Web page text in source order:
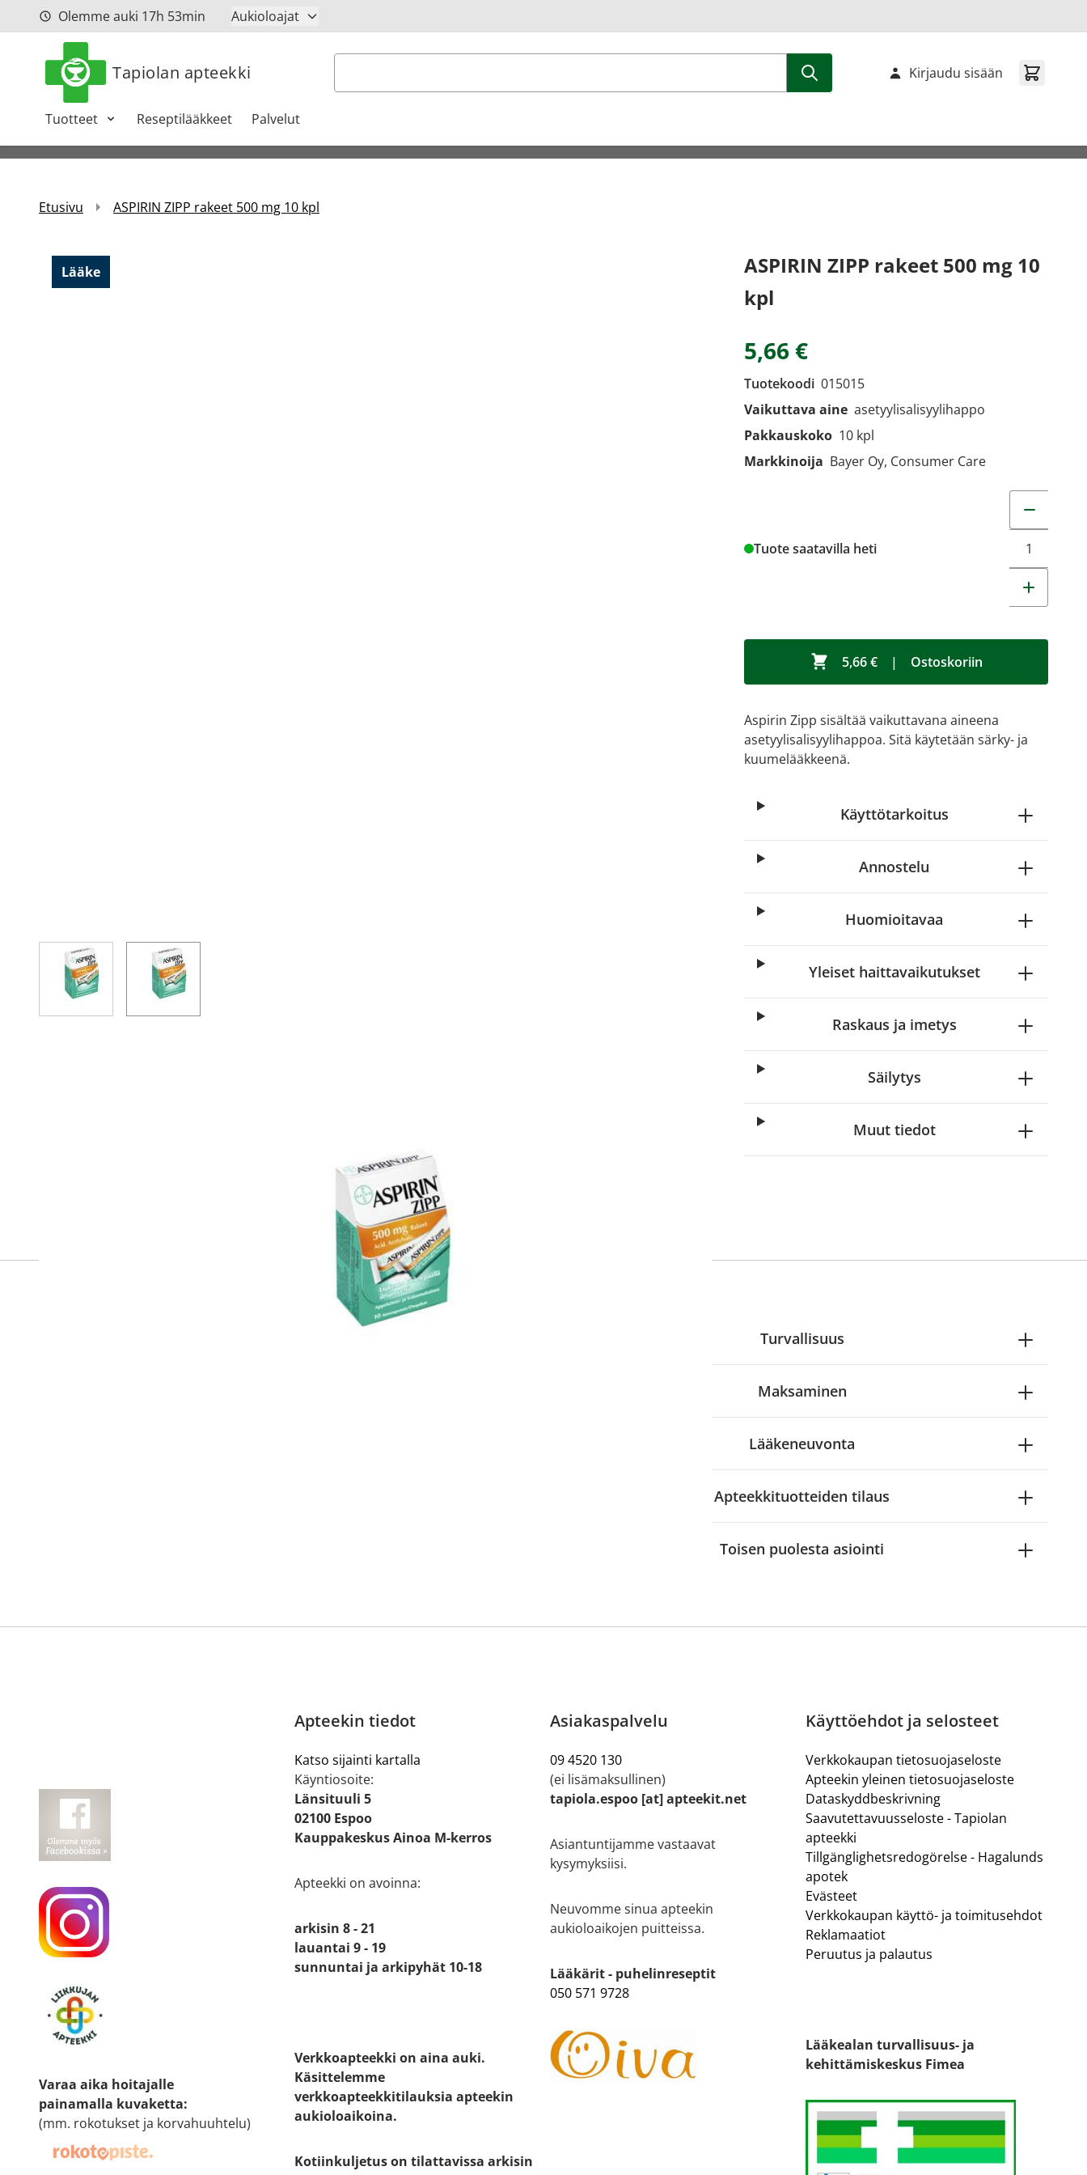
Siirry sisältöönOlemme auki 17h 53min Aukioloajat
Tapiolan apteekki Haku
Tuotteet Reseptilääkkeet Palvelut
Kirjaudu sisään
Etusivu ASPIRIN ZIPP rakeet 500 mg 10 kpl
Lääke
View larger imageView larger image
ASPIRIN ZIPP rakeet 500 mg 10
kpl
5,66 €
Tuotekoodi 015015
Vaikuttava aine asetyylisalisyylihappo
Pakkauskoko 10 kpl
Markkinoija Bayer Oy, Consumer Care
Tuote saatavilla heti
5,66 € | Ostoskoriin
Aspirin Zipp sisältää vaikuttavana aineena
asetyylisalisyylihappoa. Sitä käytetään särky- ja
kuumelääkkeenä.
Käyttötarkoitus
Annostelu
Huomioitavaa
Yleiset haittavaikutukset
Raskaus ja imetys
Säilytys
Muut tiedot
Miten tilaan reseptilääkkeitä
Turvallisuus
Maksaminen
Lääkeneuvonta
Apteekkituotteiden tilaus
Toisen puolesta asiointi
Varaa aika hoitajalle
painamalla kuvaketta:
(mm. rokotukset ja korvahuuhtelu)
Apteekin tiedot
Katso sijainti kartalla
Käyntiosoite:
Länsituuli 5
02100 Espoo
Kauppakeskus Ainoa M-kerros
Apteekki on avoinna:
arkisin 8 - 21
lauantai 9 - 19
sunnuntai ja arkipyhät 10-18
Verkkoapteekki on aina auki.
Käsittelemme
verkkoapteekkitilauksia apteekin
aukioloaikoina.
Kotiinkuljetus on tilattavissa arkisin
Asiakaspalvelu
09 4520 130
(ei lisämaksullinen)
tapiola.espoo [at] apteekit.net
Asiantuntijamme vastaavat
kysymyksiisi.
Neuvomme sinua apteekin
aukioloaikojen puitteissa.
Lääkärit - puhelinreseptit
050 571 9728
Käyttöehdot ja selosteet
Verkkokaupan tietosuojaseloste
Apteekin yleinen tietosuojaseloste
Dataskyddbeskrivning
Saavutettavuusseloste - Tapiolan
apteekki
Tillgänglighetsredogörelse - Hagalunds
apotek
Evästeet
Verkkokaupan käyttö- ja toimitusehdot
Reklamaatiot
Peruutus ja palautus
Lääkealan turvallisuus- ja
kehittämiskeskus Fimea